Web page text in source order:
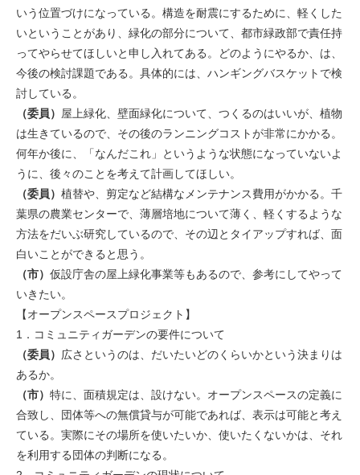
いう位置づけになっている。構造を耐震にするために、軽くした
いということがあり、緑化の部分について、都市緑政部で責任持
ってやらせてほしいと申し入れてある。どのようにやるか、は、
今後の検討課題である。具体的には、ハンギングバスケットで検
討している。
（委員） 屋上緑化、壁面緑化について、つくるのはいいが、植物
は生きているので、その後のランニングコストが非常にかかる。
何年か後に、「なんだこれ」というような状態になっていないよ
うに、後々のことを考えて計画してほしい。
（委員） 植替や、剪定など結構なメンテナンス費用がかかる。千
葉県の農業センターで、薄層培地について薄く、軽くするような
方法をだいぶ研究しているので、その辺とタイアップすれば、面
白いことができると思う。
（市） 仮設庁舎の屋上緑化事業等もあるので、参考にしてやって
いきたい。
【オープンスペースプロジェクト】
1．コミュニティガーデンの要件について
（委員） 広さというのは、だいたいどのくらいかという決まりは
あるか。
（市） 特に、面積規定は、設けない。オープンスペースの定義に
合致し、団体等への無償貸与が可能であれば、表示は可能と考え
ている。実際にその場所を使いたいか、使いたくないかは、それ
を利用する団体の判断になる。